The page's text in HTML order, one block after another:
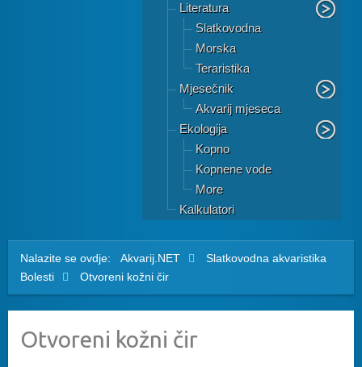
Literatura
Slatkovodna
Morska
Teraristika
Mjesečnik
Akvarij mjeseca
Ekologija
Kopno
Kopnene vode
More
Kalkulatori
Nalazite se ovdje: Akvarij.NET
Slatkovodna akvaristika
Bolesti
Otvoreni kožni čir
Otvoreni kožni čir